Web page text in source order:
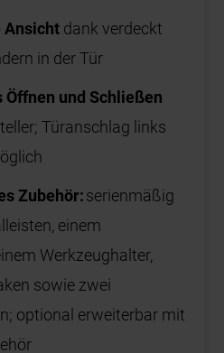
Ansicht dank verdeckt
in der Tür
und Schließen
Türanschlag links
Zubehör:serienmäßig
einem
Werkzeughalter,
sowie zwei
optional erweiterbar mit